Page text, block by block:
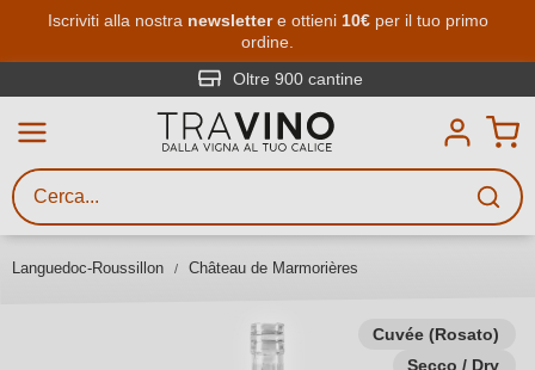
Passa al contenuto principale
Iscriviti alla nostra newslettere ottieni 10€per il tuo primo
ordine.
Oltre 900 cantine
Languedoc-Roussillon Château de Marmorières
Cuvée (Rosato)
Secco / Dry
Ricerca vini
Inserisci almeno 3 caratteri
gusto, occasione, nome del vino,
vitigno, regione, cantina o altri